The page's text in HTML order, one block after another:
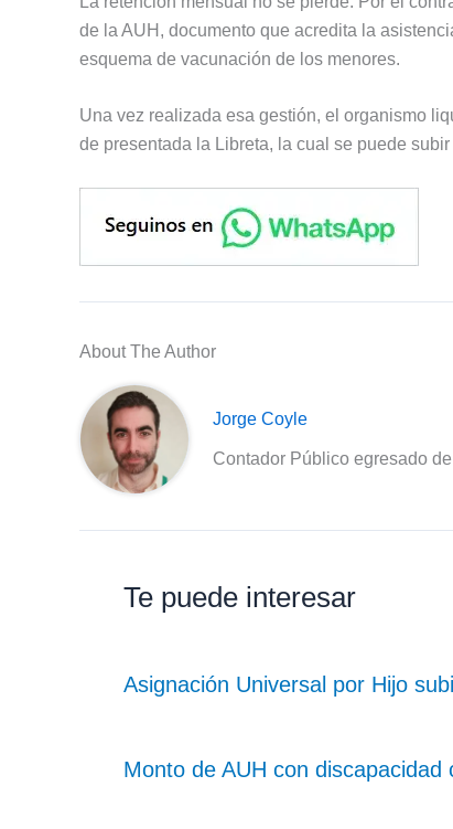
de la AUH, documento que acredita la
esquema de vacunación de los menores.
Una vez realizada esa gestión, el organismo
de presentada la Libreta, la cual se puede
About The Author
Jorge Coyle
Contador Público egresado
Te puede interesar
Asignación Universal por Hijo
Monto de AUH con